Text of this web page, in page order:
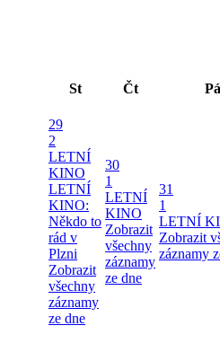
St Čt
Pá
29
2
LETNÍ
KINO
LETNÍ
KINO:
Někdo to
rád v
Plzni
Zobrazit
všechny
záznamy
ze dne
30
1
LETNÍ
KINO
Zobrazit
všechny
záznamy
ze dne
31
1
LETNÍ
Zobrazit
záznamy